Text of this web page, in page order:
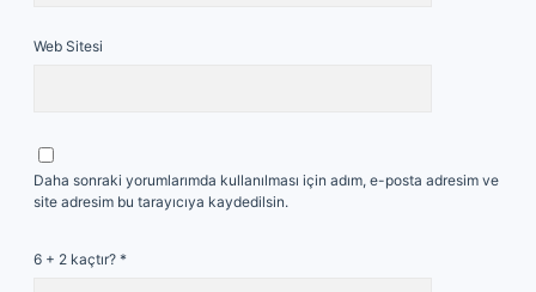
Web Sitesi
Daha sonraki yorumlarımda kullanılması için adım, e-posta adresim ve
site adresim bu tarayıcıya kaydedilsin.
6 + 2 kaçtır? *